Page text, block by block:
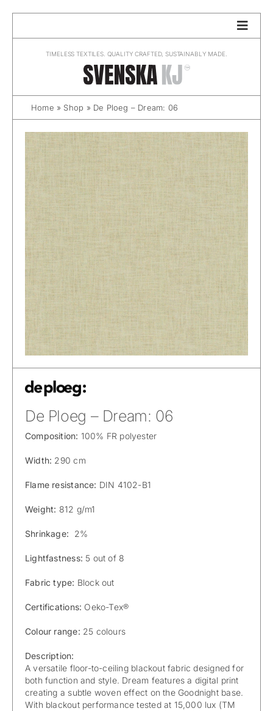
TIMELESS TEXTILES. QUALITY CRAFTED, SUSTAINABLY MADE.
Home » Shop » De Ploeg – Dream: 06
De Ploeg – Dream: 06
Composition: 100% FR polyester
Width: 290 cm
Flame resistance: DIN 4102-B1
Weight: 812 g/m1
Shrinkage: 2%
Lightfastness: 5 out of 8
Fabric type: Block out
Certifications: Oeko-Tex®
Colour range: 25 colours
Description:
A versatile floor-to-ceiling blackout fabric designed for
both function and style. Dream features a digital print
creating a subtle woven effect on the Goodnight base.
With blackout performance tested at 15,000 lux (TM